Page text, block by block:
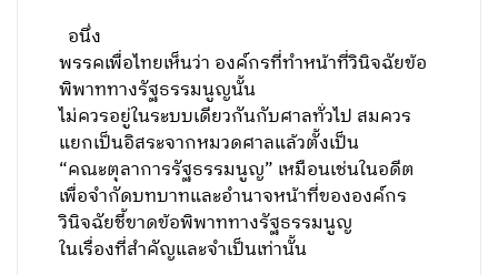
อนึ่ง
พรรคเพื่อไทยเห็นว่า องค์กรที่ทำหน้าที่วินิจฉัยข้อ
พิพาททางรัฐธรรมนูญนั้น
ไม่ควรอยู่ในระบบเดียวกันกับศาลทั่วไป สมควร
แยกเป็นอิสระจากหมวดศาลแล้วตั้งเป็น
“คณะตุลาการรัฐธรรมนูญ” เหมือนเช่นในอดีต
เพื่อจำกัดบทบาทและอำนาจหน้าที่ขององค์กร
วินิจฉัยชี้ขาดข้อพิพาททางรัฐธรรมนูญ
ในเรื่องที่สำคัญและจำเป็นเท่านั้น